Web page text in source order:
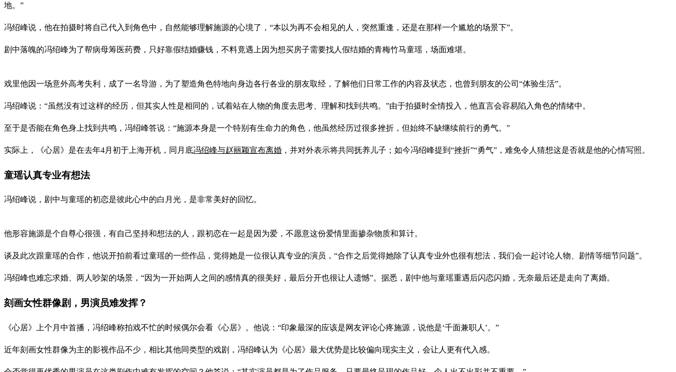
地。”
冯绍峰说，他在拍摄时将自己代入到角色中，自然能够理解施源的心境了，“本以为再不会相见的人，突然重逢，还是在那样一个尴尬的场景下”。
剧中落魄的冯绍峰为了帮病母筹医药费，只好靠假结婚赚钱，不料竟遇上因为想买房子需要找人假结婚的青梅竹马童瑶，场面难堪。
戏里他因一场意外高考失利，成了一名导游，为了塑造角色特地向身边各行各业的朋友取经，了解他们日常工作的内容及状态，也曾到朋友的公司“体验生活”。
冯绍峰说：“虽然没有过这样的经历，但其实人性是相同的，试着站在人物的角度去思考、理解和找到共鸣。”由于拍摄时全情投入，他直言会容易陷入角色的情绪中。
至于是否能在角色身上找到共鸣，冯绍峰答说：“施源本身是一个特别有生命力的角色，他虽然经历过很多挫折，但始终不缺继续前行的勇气。”
实际上，《心居》是在去年4月初于上海开机，同月底冯绍峰与赵丽颖宣布离婚 ，并对外表示将共同抚养儿子；如今冯绍峰提到“挫折”“勇气”，难免令人猜想这是否就是他的心情写照。
童瑶认真专业有想法
冯绍峰说，剧中与童瑶的初恋是彼此心中的白月光，是非常美好的回忆。
他形容施源是个自尊心很强，有自己坚持和想法的人，跟初恋在一起是因为爱，不愿意这份爱情里面掺杂物质和算计。
谈及此次跟童瑶的合作，他说开拍前看过童瑶的一些作品，觉得她是一位很认真专业的演员，“合作之后觉得她除了认真专业外也很有想法，我们会一起讨论人物、剧情等细节问题”。
冯绍峰也难忘求婚、两人吵架的场景，“因为一开始两人之间的感情真的很美好，最后分开也很让人遗憾”。据悉，剧中他与童瑶重遇后闪恋闪婚，无奈最后还是走向了离婚。
刻画女性群像剧，男演员难发挥？
《心居》上个月中首播，冯绍峰称拍戏不忙的时候偶尔会看《心居》。他说：“印象最深的应该是网友评论心疼施源，说他是‘千面兼职人’。”
近年刻画女性群像为主的影视作品不少，相比其他同类型的戏剧，冯绍峰认为《心居》最大优势是比较偏向现实主义，会让人更有代入感。